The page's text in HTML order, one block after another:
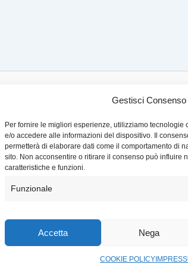
Gestisci Consenso
Per fornire le migliori esperienze, utilizziamo tecnologie
e/o accedere alle informazioni del dispositivo. Il
permetterà di elaborare dati come il comportamento di
sito. Non acconsentire o ritirare il consenso può influire
caratteristiche e funzioni.
Funzionale
Accetta Nega
COOKIE POLICY